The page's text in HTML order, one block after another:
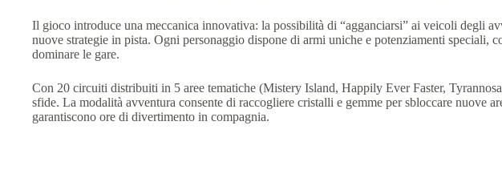
Il gioco introduce una meccanica innovativa: la possibilità di “agganciarsi” ai veicoli degli
nuove strategie in pista. Ogni personaggio dispone di armi uniche e potenziamenti speciali,
dominare le gare.
Con 20 circuiti distribuiti in 5 aree tematiche (Mistery Island, Happily Ever Faster,
sfide. La modalità avventura consente di raccogliere cristalli e gemme per sbloccare nuove
garantiscono ore di divertimento in compagnia.​